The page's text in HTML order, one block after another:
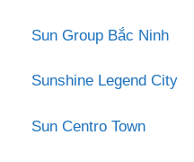
Sun Group Bắc Ninh
Sunshine Legend City
Sun Centro Town